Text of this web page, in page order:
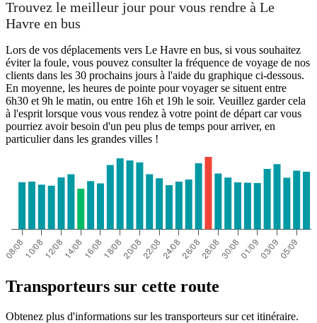
Trouvez le meilleur jour pour vous rendre à Le
Havre en bus
Lors de vos déplacements vers Le Havre en bus, si vous souhaitez
éviter la foule, vous pouvez consulter la fréquence de voyage de nos
clients dans les 30 prochains jours à l'aide du graphique ci-dessous.
En moyenne, les heures de pointe pour voyager se situent entre
6h30 et 9h le matin, ou entre 16h et 19h le soir. Veuillez garder cela
à l'esprit lorsque vous vous rendez à votre point de départ car vous
pourriez avoir besoin d'un peu plus de temps pour arriver, en
particulier dans les grandes villes !
Transporteurs sur cette route
Obtenez plus d'informations sur les transporteurs sur cet itinéraire.